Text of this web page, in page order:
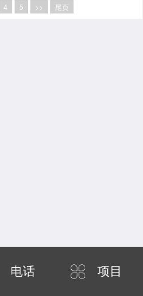
4 5 >> 尾页
电话 项目